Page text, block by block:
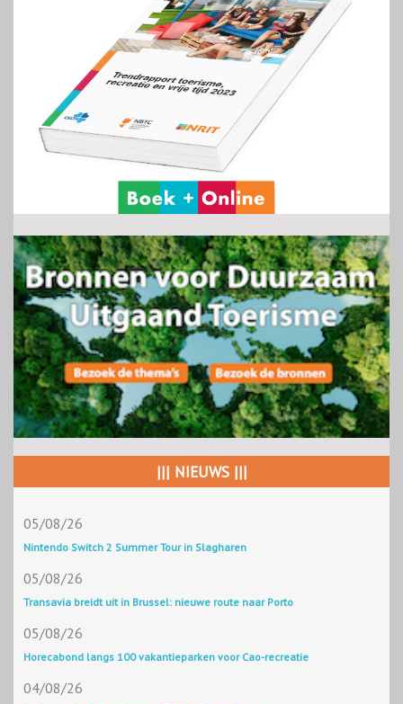
||| NIEUWS |||
05/08/26
Nintendo Switch 2 Summer Tour in Slagharen
05/08/26
Transavia breidt uit in Brussel: nieuwe route naar Porto
05/08/26
Horecabond langs 100 vakantieparken voor Cao-recreatie
04/08/26